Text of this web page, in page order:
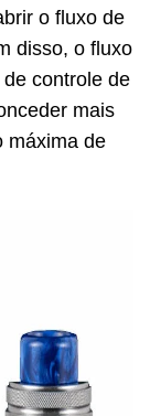
o fluxo de
disso, o fluxo
controle de
mais
máxima de